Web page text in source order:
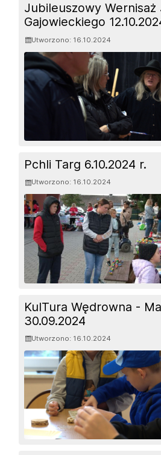
Jubileuszowy Wernisaż
Gajowieckiego
Utworzono: 16.10.2024
Pchli Targ 6.10.2024 r.
Utworzono: 16.10.2024
KulTura Wędrowna -
30.09.2024
Utworzono: 16.10.2024